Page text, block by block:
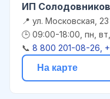
ИП
📍 ул. Московская, 23
🕒 09:00-18:00, пн,
📞 8 800 201-08-26,
На карте